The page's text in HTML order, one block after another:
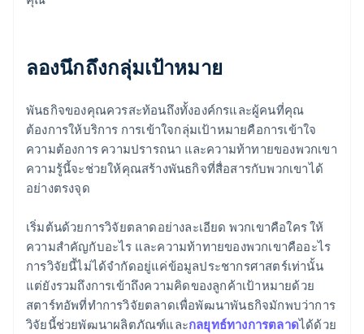
ลองนึกถึงกลุ่มเป้าหมาย
พันธกิจของคุณควรสะท้อนถึงทั้งองค์กรและผู้คนที่คุณ
ต้องการให้บริการ การเข้าใจกลุ่มเป้าหมายคือการเข้าใจ
ความต้องการ ความปรารถนา และความท้าทายของพวกเขา
ความรู้นี้จะช่วยให้คุณสร้างพันธกิจที่สื่อสารกับพวกเขาได้
อย่างตรงจุด
เริ่มต้นด้วยการวิจัยตลาดอย่างละเอียด พวกเขาคือใคร ให้
ความสำคัญกับอะไร และความท้าทายของพวกเขาคืออะไร
การวิจัยนี้ไม่ได้จำกัดอยู่แค่ข้อมูลประชากรศาสตร์เท่านั้น
แต่ยังรวมถึงการเข้าถึงความคิดของลูกค้าเป้าหมายด้วย
สตาร์ทอัพที่ทำการวิจัยตลาดเพื่อพัฒนาพันธกิจมักพบว่าการ
วิจัยนี้ช่วยพัฒนาผลิตภัณฑ์และกลยุทธ์ทางการตลาดได้ด้วย